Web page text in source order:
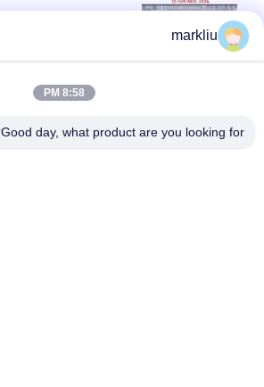
بالا
markliu
8:58 PM
Good day, what product are you looking for?